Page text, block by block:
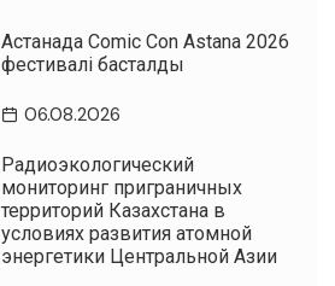
Астанада Comic Con Astana 2026
фестивалі басталды
06.08.2026
Радиоэкологический
мониторинг приграничных
территорий Казахстана в
условиях развития атомной
энергетики Центральной Азии